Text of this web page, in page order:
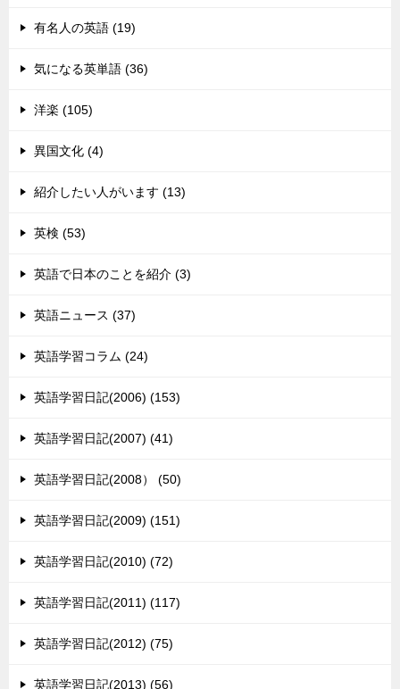
有名人の英語 (19)
気になる英単語 (36)
洋楽 (105)
異国文化 (4)
紹介したい人がいます (13)
英検 (53)
英語で日本のことを紹介 (3)
英語ニュース (37)
英語学習コラム (24)
英語学習日記(2006) (153)
英語学習日記(2007) (41)
英語学習日記(2008） (50)
英語学習日記(2009) (151)
英語学習日記(2010) (72)
英語学習日記(2011) (117)
英語学習日記(2012) (75)
英語学習日記(2013) (56)